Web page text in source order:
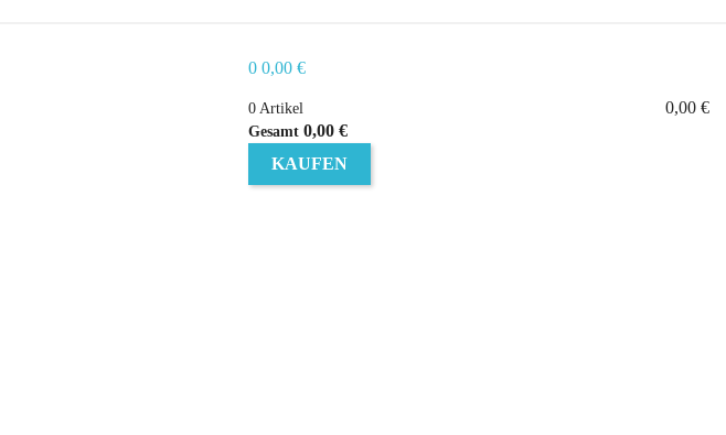
0 0,00 €
0 Artikel 0,00 €
Gesamt 0,00 €
KAUFEN